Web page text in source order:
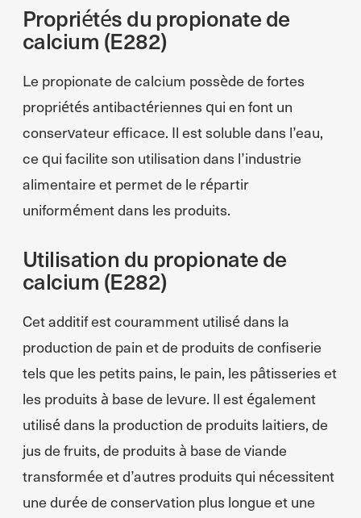
Propriétés du propionate de
calcium (E282)
Le propionate de calcium possède de fortes
propriétés antibactériennes qui en font un
conservateur efficace. Il est soluble dans l’eau,
ce qui facilite son utilisation dans l’industrie
alimentaire et permet de le répartir
uniformément dans les produits.
Utilisation du propionate de
calcium (E282)
Cet additif est couramment utilisé dans la
production de pain et de produits de confiserie
tels que les petits pains, le pain, les pâtisseries et
les produits à base de levure. Il est également
utilisé dans la production de produits laitiers, de
jus de fruits, de produits à base de viande
transformée et d’autres produits qui nécessitent
une durée de conservation plus longue et une